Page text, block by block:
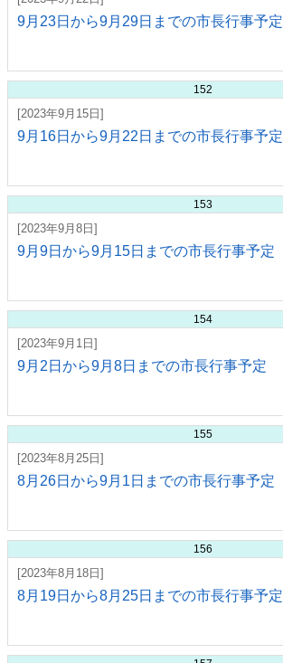
9月23日から9月29日までの市長行事予定
152
[2023年9月15日]
9月16日から9月22日までの市長行事予定
153
[2023年9月8日]
9月9日から9月15日までの市長行事予定
154
[2023年9月1日]
9月2日から9月8日までの市長行事予定
155
[2023年8月25日]
8月26日から9月1日までの市長行事予定
156
[2023年8月18日]
8月19日から8月25日までの市長行事予定